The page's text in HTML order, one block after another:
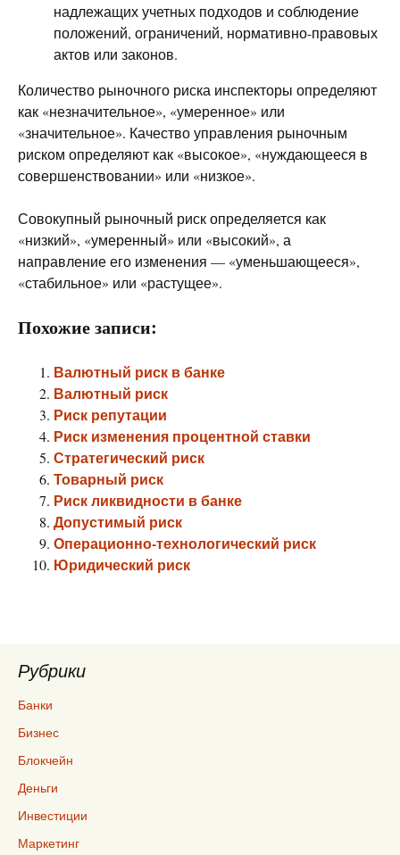
надлежащих учетных подходов и соблюдение
положений, ограничений, нормативно-правовых
актов или законов.
Количество рыночного риска инспекторы определяют
как «незначительное», «умеренное» или
«значительное». Качество управления рыночным
риском определяют как «высокое», «нуждающееся в
совершенствовании» или «низкое».
Совокупный рыночный риск определяется как
«низкий», «умеренный» или «высокий», а
направление его изменения — «уменьшающееся»,
«стабильное» или «растущее».
Похожие записи:
Валютный риск в банке
Валютный риск
Риск репутации
Риск изменения процентной ставки
Стратегический риск
Товарный риск
Риск ликвидности в банке
Допустимый риск
Операционно-технологический риск
Юридический риск
Рубрики
Банки
Бизнес
Блокчейн
Деньги
Инвестиции
Маркетинг